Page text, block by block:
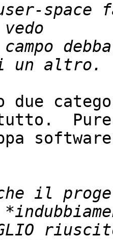
campo
due
Pure
il